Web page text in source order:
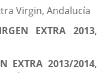
Virgin, Andalucía
EXTRA 2013,
EXTRA 2013/2014,